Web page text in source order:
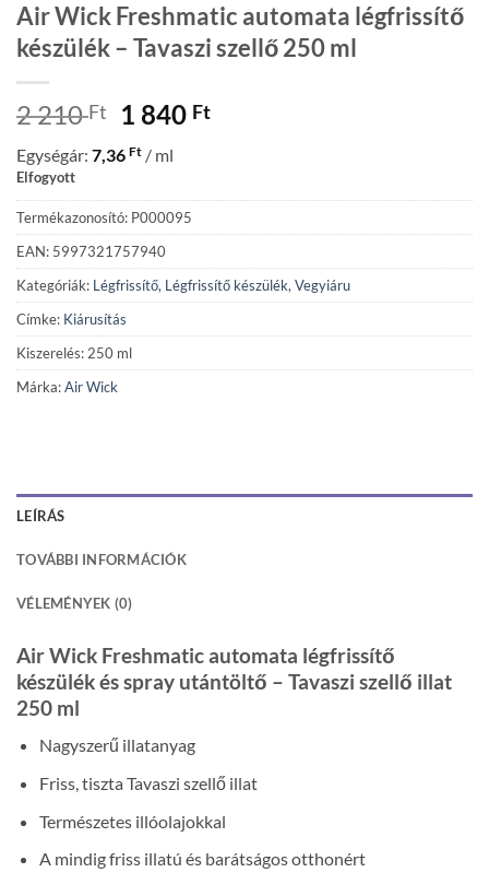
Air Wick Freshmatic automata légfrissítő
készülék – Tavaszi szellő 250 ml
2 210Ft
Original
price
was:
2
210 Ft.
1 840 FtCurrent
1
Egységár: 7,36 Ft / ml
Elfogyott
Termékazonosító: P000095
EAN: 5997321757940
Kategóriák: Légfrissítő, Légfrissítő készülék, Vegyiáru
Címke: Kiárusítás
Kiszerelés: 250 ml
Márka:Air Wick
LEÍRÁS
TOVÁBBI INFORMÁCIÓK
VÉLEMÉNYEK (0)
Air Wick Freshmatic automata légfrissítő
készülék és spray utántöltő – Tavaszi szellő illat
250 ml
Nagyszerű illatanyag
Friss, tiszta Tavaszi szellő illat
Természetes illóolajokkal
A mindig friss illatú és barátságos otthonért